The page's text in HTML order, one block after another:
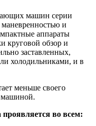
машин серии
и
аппараты
круговой обзор и
заставленных,
холодильниками, и в
меньше своего
машиной.
во всем: